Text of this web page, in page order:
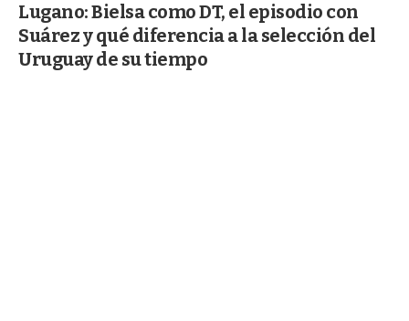
Lugano: Bielsa como DT, el episodio con
Suárez y qué diferencia a la selección del
Uruguay de su tiempo